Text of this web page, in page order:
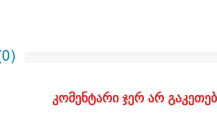
0)
კომენტარი ჯერ არ